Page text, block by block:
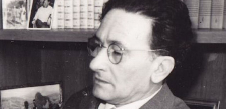
БНР
БНР Новини
Детското.БНР